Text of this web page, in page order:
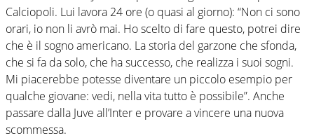
Calciopoli. Lui lavora 24 ore (o quasi al giorno): “Non ci sono
orari, io non li avrò mai. Ho scelto di fare questo, potrei dire
che è il sogno americano. La storia del garzone che sfonda,
che si fa da solo, che ha successo, che realizza i suoi sogni.
Mi piacerebbe potesse diventare un piccolo esempio per
qualche giovane: vedi, nella vita tutto è possibile”. Anche
passare dalla Juve all’Inter e provare a vincere una nuova
scommessa.